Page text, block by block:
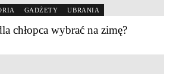
GADŻETY UBRANIA
chłopca wybrać na zimę?